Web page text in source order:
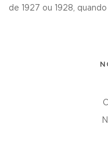
de 1927 ou 1928,